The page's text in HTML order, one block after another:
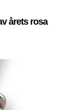
årets rosa